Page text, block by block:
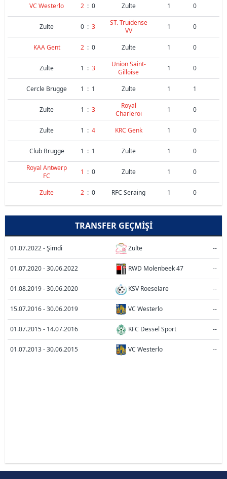
VC Westerlo 2 : 0 Zulte 1 0
Zulte 0 : 3
ST. Truidense
VV
1 0
KAA Gent 2 : 0 Zulte 1 0
Zulte 1 : 3
Union Saint-
Gilloise
1 0
Cercle Brugge 1 : 1 Zulte 1 1
Zulte 1 : 3
Royal
Charleroi
1 0
Zulte 1 : 4 KRC Genk 1 0
Club Brugge 1 : 1 Zulte 1
0
Royal Antwerp
FC
1 : 0 Zulte 1 0
Zulte 2 : 0 RFC Seraing 1 0
TRANSFER GEÇMIŞI
01.07.2022 - Şimdi Zulte --
01.07.2020 - 30.06.2022 RWD Molenbeek 47 --
01.08.2019 - 30.06.2020 KSV Roeselare --
15.07.2016 - 30.06.2019 VC Westerlo --
01.07.2015 - 14.07.2016 KFC Dessel Sport --
01.07.2013 - 30.06.2015 VC Westerlo --